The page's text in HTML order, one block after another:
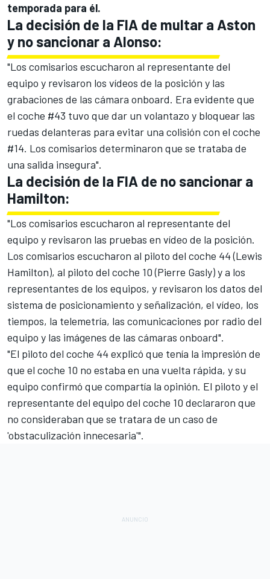
temporada para él.
La decisión de la FIA de multar a Aston
y no sancionar a Alonso:
"Los comisarios escucharon al representante del
equipo y revisaron los vídeos de la posición y las
grabaciones de las cámara onboard. Era evidente que
el coche #43 tuvo que dar un volantazo y bloquear las
ruedas delanteras para evitar una colisión con el coche
#14. Los comisarios determinaron que se trataba de
una salida insegura".
La decisión de la FIA de no sancionar a
Hamilton:
"Los comisarios escucharon al representante del
equipo y revisaron las pruebas en vídeo de la posición.
Los comisarios escucharon al piloto del coche 44 (Lewis
Hamilton), al piloto del coche 10 (Pierre Gasly) y a los
representantes de los equipos, y revisaron los datos del
sistema de posicionamiento y señalización, el vídeo, los
tiempos, la telemetría, las comunicaciones por radio del
equipo y las imágenes de las cámaras onboard".
"El piloto del coche 44 explicó que tenía la impresión de
que el coche 10 no estaba en una vuelta rápida, y su
equipo confirmó que compartía la opinión. El piloto y el
representante del equipo del coche 10 declararon que
no consideraban que se tratara de un caso de
'obstaculización innecesaria'".